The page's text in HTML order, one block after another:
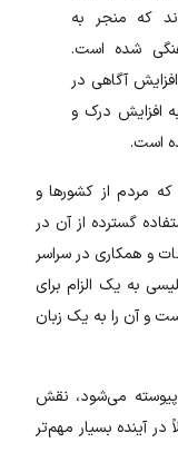
که منجر به
شده است.
آگاهی در
درک و
است.
مردم از کشورها و
گسترده از آن در
و همکاری در سراسر
به یک الزام برای
و آن را به یک زبان
می‌شود، نقش
آینده بسیار مهم‌تر